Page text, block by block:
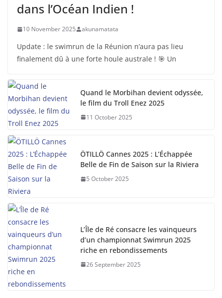
dans l’Océan Indien !
10 November 2025 akunamatata
Update : le swimrun de la Réunion n’aura pas lieu
finalement dû à une forte houle australe ! 🎯 Un
Quand le Morbihan devient odyssée,
le film du Troll Enez 2025
11 October 2025
ÖTILLÖ Cannes 2025 : L’Échappée
Belle de Fin de Saison sur la Riviera
5 October 2025
L’Île de Ré consacre les vainqueurs
d’un championnat Swimrun 2025
riche en rebondissements
26 September 2025